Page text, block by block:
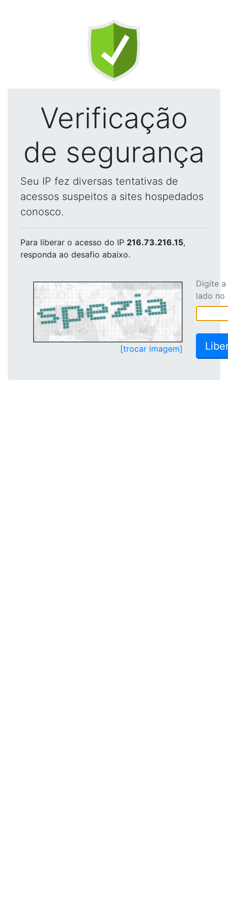
Verificação
de segurança
Seu IP fez diversas tentativas de
acessos suspeitos a sites hospedados
conosco.
Para liberar o acesso do IP 216.73.216.15,
responda ao desafio abaixo.
[trocar imagem]
Digite
lado no